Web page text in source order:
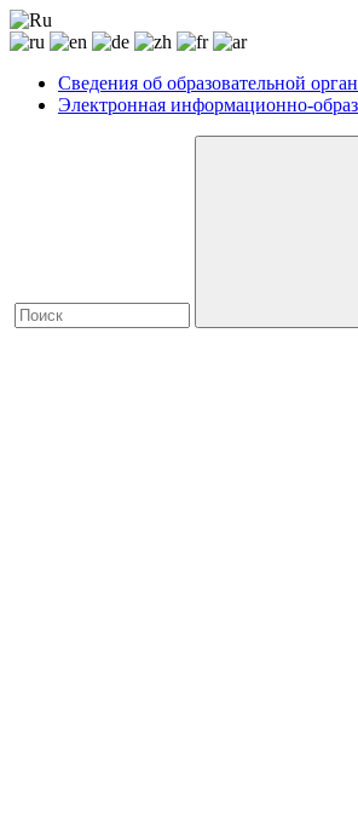
Сведения об образовательной
Электронная информационно-